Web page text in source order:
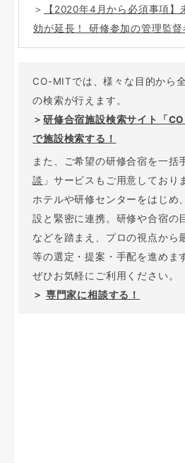
＞
【2020年4月から必須事項】
効が延長！ 研修参加の管理監督
CO-MITでは、様々な目的から
の検索が行えます。
＞研修合宿施設検索サイト「
で施設検索する！
また、ご希望の研修合宿を一括
談 」サービスもご用意しており
ホテルや研修センターをはじめ
設と緊密に連携。研修や合宿の
などを踏まえ、プロの視点から
等の選定・提案・手配を進めま
ぜひお気軽にご利用ください。
＞ 専門家に相談する！